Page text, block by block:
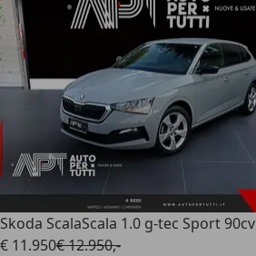
Skoda ScalaScala 1.0 g-tec Sport 90cv
€ 11.950€ 12.950,-